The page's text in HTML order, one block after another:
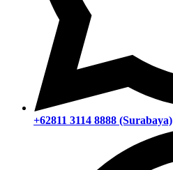
+62811 3114 8888 (Surabaya)